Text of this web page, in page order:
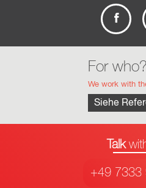
For who?
We work with
Siehe
Talk
+49 7333